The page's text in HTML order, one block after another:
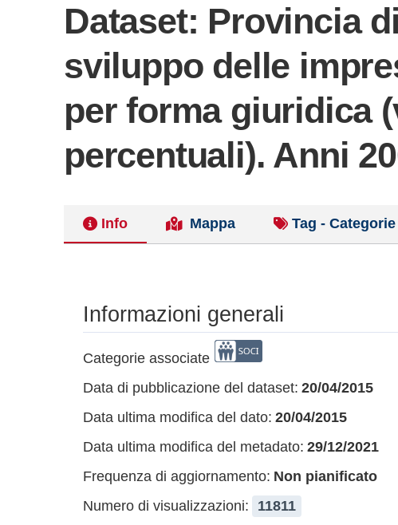
Dataset: Provincia
sviluppo delle
per forma giuridica
percentuali). Anni
Info Mappa Tag - Categorie
Informazioni generali
Categorie associate
Data di pubblicazione del dataset: 20/04/2015
Data ultima modifica del dato: 20/04/2015
Data ultima modifica del metadato: 29/12/2021
Frequenza di aggiornamento: Non pianificato
Numero di visualizzazioni:
11811